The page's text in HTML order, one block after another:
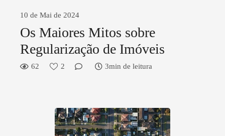
10 de Mai de 2024
Os Maiores Mitos sobre
Regularização de Imóveis
62 2 3min de leitura